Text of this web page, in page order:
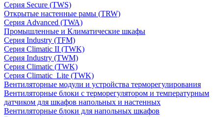
Серия Secure (TWS)
Открытые настенные рамы (TRW)
Серия Advanced (TWA)
Промышленные и Климатические шкафы
Серия Industry (TFM)
Серия Climatic II (TWK)
Серия Industry (TWM)
Серия Climatic (TWK)
Серия Climatic_Lite (TWK)
Вентиляторные модули и устройства терморегулирования
Вентиляторные блоки с терморегулятором и температурным
датчиком для шкафов напольных и настенных
Вентиляторные блоки для напольных шкафов